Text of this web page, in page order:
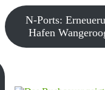
N-Ports:
Hafen